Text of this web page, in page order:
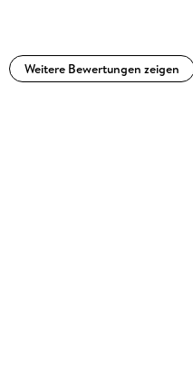
doch der Fall kann nie ganz
später fühlt sich Rachel
Weitere Bewertungen zeigen